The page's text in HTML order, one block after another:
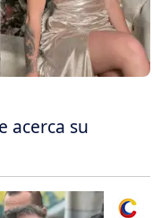
acerca su